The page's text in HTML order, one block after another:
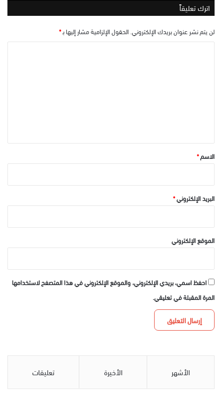
اترك تعليقاً
لن يتم نشر عنوان بريدك الإلكتروني. الحقول الإلزامية مشار إليها بـ*
*الاسم*
البريد الإلكتروني*
الموقع الإلكتروني
احفظ اسمي، بريدي الإلكتروني، والموقع الإلكتروني في هذا المتصفح لاستخدامها
المرة المقبلة في تعليقي.
الأشهر الأخيرة تعليقات